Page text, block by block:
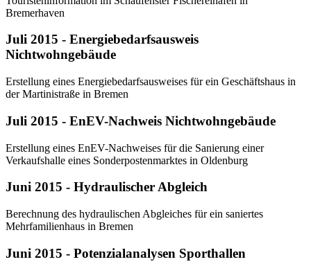
Bremerhaven
Juli 2015 - Energiebedarfsausweis
Nichtwohngebäude
Erstellung eines Energiebedarfsausweises für ein Geschäftshaus in
der Martinistraße in Bremen
Juli 2015 - EnEV-Nachweis Nichtwohngebäude
Erstellung eines EnEV-Nachweises für die Sanierung einer
Verkaufshalle eines Sonderpostenmarktes in Oldenburg
Juni 2015 - Hydraulischer Abgleich
Berechnung des hydraulischen Abgleiches für ein saniertes
Mehrfamilienhaus in Bremen
Juni 2015 - Potenzialanalysen Sporthallen